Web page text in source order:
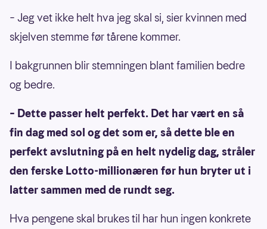
– Jeg vet ikke helt hva jeg skal si, sier kvinnen med
skjelven stemme før tårene kommer.
I bakgrunnen blir stemningen blant familien bedre
og bedre.
– Dette passer helt perfekt. Det har vært en så
fin dag med sol og det som er, så dette ble en
perfekt avslutning på en helt nydelig dag, stråler
den ferske Lotto-millionæren før hun bryter ut i
latter sammen med de rundt seg.
Hva pengene skal brukes til har hun ingen konkrete